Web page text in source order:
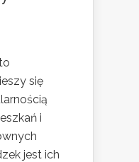
się
i
jest ich